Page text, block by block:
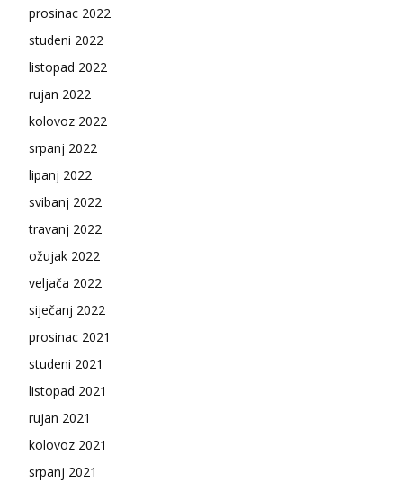
prosinac 2022
studeni 2022
listopad 2022
rujan 2022
kolovoz 2022
srpanj 2022
lipanj 2022
svibanj 2022
travanj 2022
ožujak 2022
veljača 2022
siječanj 2022
prosinac 2021
studeni 2021
listopad 2021
rujan 2021
kolovoz 2021
srpanj 2021